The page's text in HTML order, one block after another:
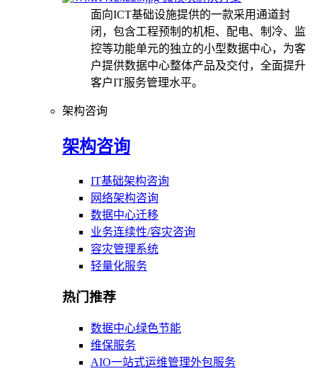
面向ICT基础设施提供的一款采用通道封
闭，包含工程预制的机柜、配电、制冷、监
控等功能单元的独立的小型数据中心，为客
户提供数据中心整体产品及交付，全面提升
客户IT服务管理水平。
架构咨询
架构咨询
IT基础架构咨询
网络架构咨询
数据中心迁移
业务连续性/容灾咨询
容灾管理系统
轻量化服务
热门推荐
数据中心绿色节能
维保服务
AIO一站式运维管理外包服务